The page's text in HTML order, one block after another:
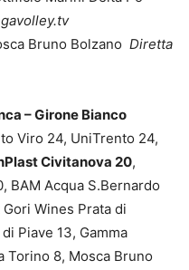
Bruno Bolzano Diretta
– Girone Bianco
Viro 24, UniTrento 24,
Civitanova 20,
BAM Acqua S.Bernardo
Wines Prata di
Piave 13, Gamma
Torino 8, Mosca Bruno